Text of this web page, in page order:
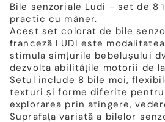
Bile senzoriale Ludi - set de 8
practic cu mâner.
Acest set colorat de bile
franceză LUDI este
stimula simțurile bebelușului
dezvolta abilitățile motorii de
Setul include 8 bile moi,
texturi și forme diferite pentru
explorarea prin atingere,
Suprafața variată a bilelor